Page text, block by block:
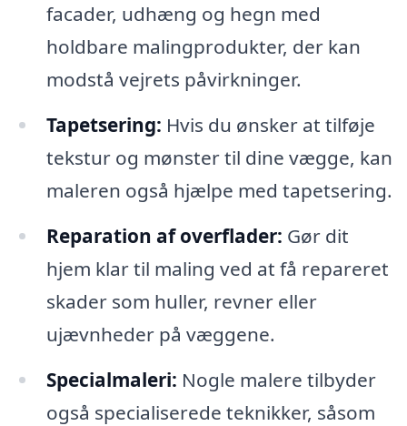
facader, udhæng og hegn med
holdbare malingprodukter, der kan
modstå vejrets påvirkninger.
Tapetsering: Hvis du ønsker at tilføje
tekstur og mønster til dine vægge, kan
maleren også hjælpe med tapetsering.
Reparation af overflader: Gør dit
hjem klar til maling ved at få repareret
skader som huller, revner eller
ujævnheder på væggene.
Specialmaleri: Nogle malere tilbyder
også specialiserede teknikker, såsom